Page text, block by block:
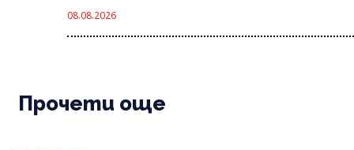
08.08.2026
Прочети още